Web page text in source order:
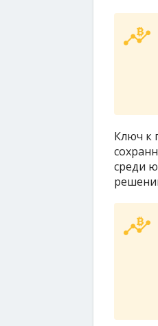
Ключ к
среди